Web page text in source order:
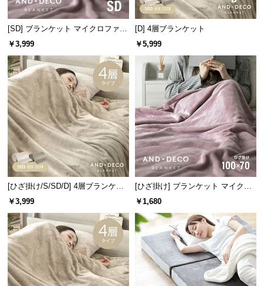
約
に
つ
い
て
お
客
様
サ
ポ
ト
お
知
ら
せ
[SD] ブランケット マイクロファイ
バー
￥3,999
[D] 4層ブランケット
￥5,999
[ひざ掛け/S/SD/D] 4層ブランケッ
ト
￥3,999
[ひざ掛け] ブランケット マイクロ
ファイバー
￥1,680